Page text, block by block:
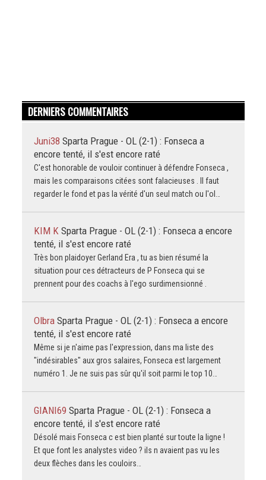
DERNIERS COMMENTAIRES
Juni38 Sparta Prague - OL (2-1) : Fonseca a
encore tenté, il s'est encore raté
C'est honorable de vouloir continuer à défendre Fonseca ,
mais les comparaisons citées sont falacieuses . Il faut
regarder le fond et pas la vérité d'un seul match ou l'ol…
KIM K Sparta Prague - OL (2-1) : Fonseca a encore
tenté, il s'est encore raté
Très bon plaidoyer Gerland Era , tu as bien résumé la
situation pour ces détracteurs de P Fonseca qui se
prennent pour des coachs à l'ego surdimensionné .
Olbra Sparta Prague - OL (2-1) : Fonseca a encore
tenté, il s'est encore raté
Même si je n'aime pas l'expression, dans ma liste des
"indésirables" aux gros salaires, Fonseca est largement
numéro 1. Je ne suis pas sûr qu'il soit parmi le top 10…
GIANI69 Sparta Prague - OL (2-1) : Fonseca a
encore tenté, il s'est encore raté
Désolé mais Fonseca c est bien planté sur toute la ligne !
Et que font les analystes video ? ils n avaient pas vu les
deux flèches dans les couloirs…